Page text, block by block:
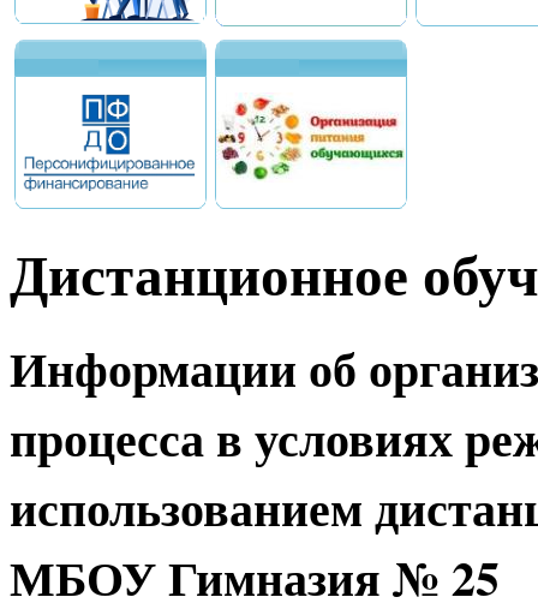
Дистанционное
Информации об
процесса в условиях
использованием
МБОУ Гимназия № 25